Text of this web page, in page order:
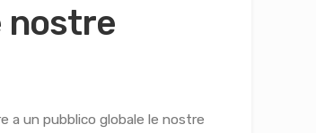
nostre
a un pubblico globale le nostre